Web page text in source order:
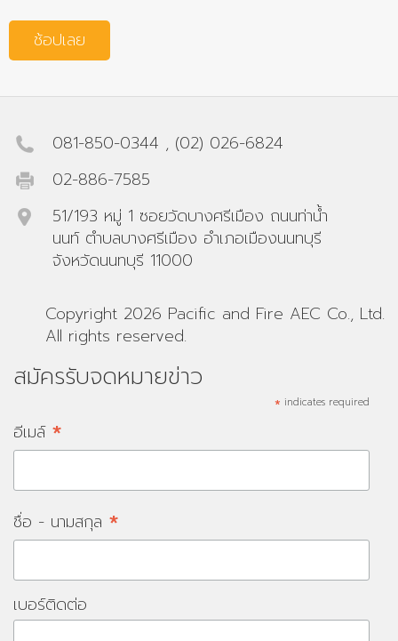
ช้อปเลย
081-850-0344 , (02) 026-6824
02-886-7585
51/193 หมู่ 1 ซอยวัดบางศรีเมือง ถนนท่าน้ำ
นนท์ ตำบลบางศรีเมือง อำเภอเมืองนนทบุรี
จังหวัดนนทบุรี 11000
Copyright 2026 Pacific and Fire AEC Co., Ltd.
All rights reserved.
สมัครรับจดหมายข่าว
* indicates required
อีเมล์ *
ชื่อ - นามสกุล *
เบอร์ติดต่อ